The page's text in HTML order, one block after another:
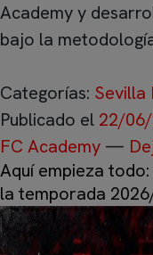
Academy y
bajo la
Categorías: Sevilla
Publicado el 22/
FC Academy —
Aquí empieza
la temporada